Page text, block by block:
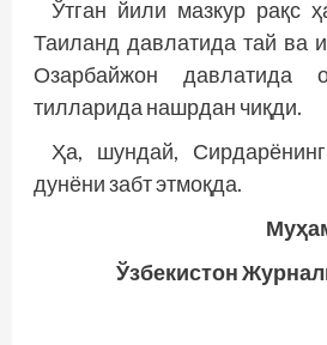
Ўтган йили мазкур рақс
Таиланд давлатида тай ва
Озарбайжон давлатида
тилларида нашрдан чиқди.
Ҳа, шундай,
дунёни забт этмоқда.
Ўзбекистон